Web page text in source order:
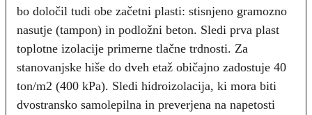
bo določil tudi obe začetni plasti: stisnjeno gramozno
nasutje (tampon) in podložni beton. Sledi prva plast
toplotne izolacije primerne tlačne trdnosti. Za
stanovanjske hiše do dveh etaž običajno zadostuje 40
ton/m2 (400 kPa). Sledi hidroizolacija, ki mora biti
dvostransko samolepilna in preverjena na napetosti